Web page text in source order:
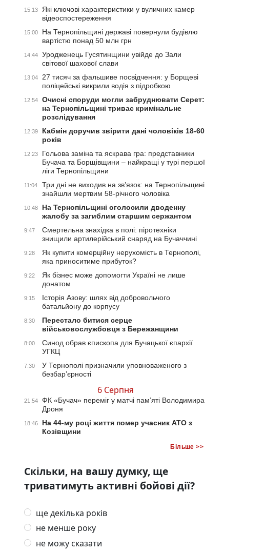
15:13
Які ключові характеристики у вуличних камер
відеоспостереження
15:00
На Тернопільщині державі повернули будівлю
вартістю понад 50 млн грн
14:44
Уродженець Гусятинщини увійде до Зали
світової шахової слави
13:04
27 тисяч за фальшиве посвідчення: у Борщеві
поліцейські викрили водія з підробкою
12:54
Очисні споруди могли забруднювати Серет:
на Тернопільщині триває кримінальне
розслідування
12:39
Кабмін доручив звірити дані чоловіків 18-60
років
12:23
Гольова заміна та яскрава гра: представники
Бучача та Борщівщини – найкращі у турі першої
ліги Тернопільщини
11:04
Три дні не виходив на зв’язок: на Тернопільщині
знайшли мертвим 58-річного чоловіка
10:48
На Тернопільщині оголосили дводенну
жалобу за загиблим старшим сержантом
9:47
Смертельна знахідка в полі: піротехніки
знищили артилерійський снаряд на Бучаччині
9:28
Як купити комерційну нерухомість в Тернополі,
яка приноситиме прибуток?
9:22
Як бізнес може допомогти Україні не лише
донатом
9:15
Історія Азову: шлях від добровольчого
батальйону до корпусу
8:30
Перестало битися серце
військовослужбовця з Бережанщини
8:00
Синод обрав єпископа для Бучацької єпархії
УГКЦ
7:30
У Тернополі призначили уповноваженого з
безбар’єрності
6 Серпня
21:54
ФК «Бучач» переміг у матчі пам’яті Володимира
Дроня
18:46
На 44-му році життя помер учасник АТО з
Козівщини
Більше >>
Скільки, на вашу думку, ще
триватимуть активні бойові дії?
ще декілька років
не менше року
не можу сказати